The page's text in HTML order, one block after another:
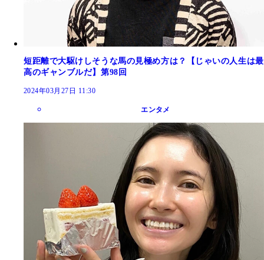
短距離で大駆けしそうな馬の見極め方は？【じゃいの人生は最
高のギャンブルだ】第98回
2024年03月27日 11:30
エンタメ